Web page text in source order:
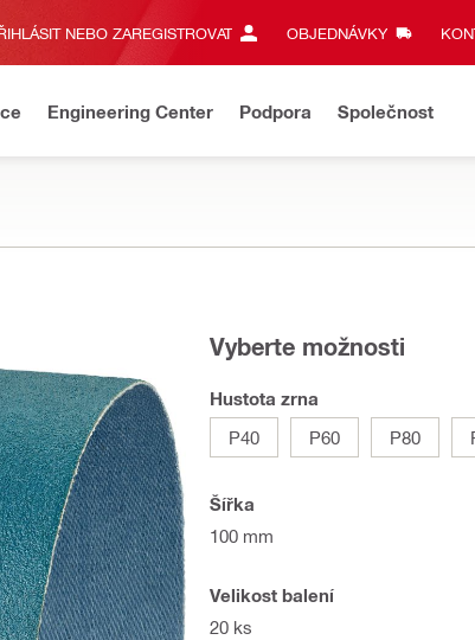
NEBO ZAREGISTROVAT OBJEDNÁVKY
Engineering Center Podpora Společnost
Vyberte možnosti
Hustota zrna
P40
P60 P80
Šířka
100 mm
Velikost balení
20 ks